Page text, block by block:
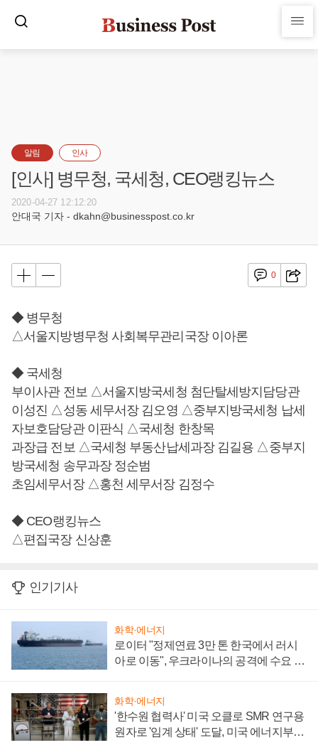
알림 인사
[인사] 병무청, 국세청, CEO랭킹뉴스
2020-04-27 12:12:20
안대국 기자 - dkahn@businesspost.co.kr
0
◆ 병무청
△서울지방병무청 사회복무관리국장 이아론
◆ 국세청
부이사관 전보 △서울지방국세청 첨단탈세방지담당관
이성진 △성동 세무서장 김오영 △중부지방국세청 납세
자보호담당관 이판식 △국세청 한창목
과장급 전보 △국세청 부동산납세과장 김길용 △중부지
방국세청 송무과장 정순범
초임세무서장 △홍천 세무서장 김정수
◆ CEO랭킹뉴스
△편집국장 신상훈
인기기사
화학·에너지
로이터 "정제연료 3만 톤 한국에서 러시
아로 이동", 우크라이나의 공격에 수요 늘
화학·에너지
'한수원 협력사' 미국 오클로 SMR 연구용
원자로 '임계 상태' 도달, 미국 에너지부